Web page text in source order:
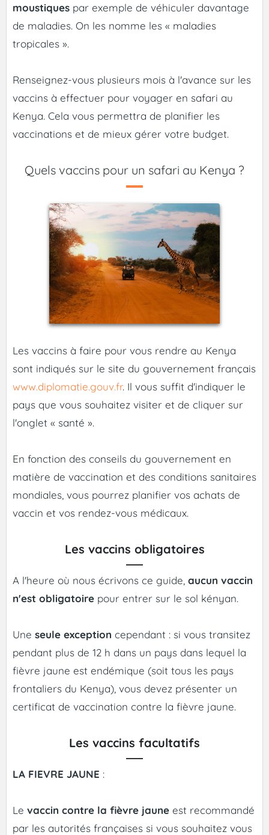
moustiques par exemple de véhiculer davantage
de maladies. On les nomme les « maladies
tropicales ».
Renseignez-vous plusieurs mois à l'avance sur les
vaccins à effectuer pour voyager en safari au
Kenya. Cela vous permettra de planifier les
vaccinations et de mieux gérer votre budget.
Quels vaccins pour un safari au Kenya ?
Les vaccins à faire pour vous rendre au Kenya
sont indiqués sur le site du gouvernement français
www.diplomatie.gouv.fr. Il vous suffit d'indiquer le
pays que vous souhaitez visiter et de cliquer sur
l'onglet « santé ».
En fonction des conseils du gouvernement en
matière de vaccination et des conditions sanitaires
mondiales, vous pourrez planifier vos achats de
vaccin et vos rendez-vous médicaux.
Les vaccins obligatoires
A l'heure où nous écrivons ce guide, aucun vaccin
n'est obligatoire pour entrer sur le sol kényan.
Une seule exception cependant : si vous transitez
pendant plus de 12 h dans un pays dans lequel la
fièvre jaune est endémique (soit tous les pays
frontaliers du Kenya), vous devez présenter un
certificat de vaccination contre la fièvre jaune.
Les vaccins facultatifs
LA FIEVRE JAUNE :
Le vaccin contre la fièvre jaune est recommandé
par les autorités françaises si vous souhaitez vous